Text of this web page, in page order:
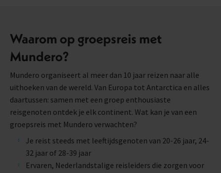
Waarom op groepsreis met
Mundero?
Mundero organiseert al meer dan 10 jaar reizen naar alle
uithoeken van de wereld. Van Europa tot Antarctica en alles
daartussen: samen met een groep enthousiaste
reisgenoten ontdek je elk continent. Wat kan je van een
groepsreis met Mundero verwachten?
Je reist steeds met leeftijdsgenoten van 20-26 jaar, 24-
32 jaar of 28-39 jaar
Ervaren, Nederlandstalige reisleiders die zorgen voor